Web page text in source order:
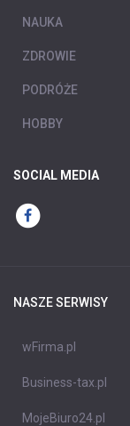
NAUKA
ZDROWIE
PODRÓŻE
HOBBY
SOCIAL MEDIA
NASZE SERWISY
wFirma.pl
Business-tax.pl
MojeBiuro24.pl